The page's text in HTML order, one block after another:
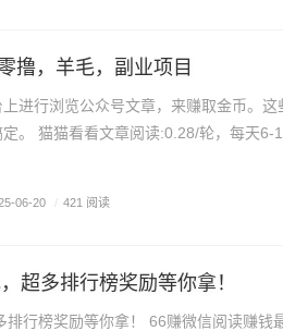
撸，羊毛，副业项目
进行浏览公众号文章，来赚取金币。
。 猫猫看看文章阅读:0.28/轮，每天6-
06-20 / 421 阅读
超多排行榜奖励等你拿！
微信阅读赚钱最高价平台，在其他平